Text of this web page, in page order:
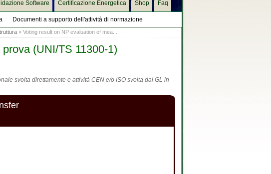
Documenti a supporto dell'attività di normazione
Software Certificazione Energetica Shop Faq
» Voting result on NP evaluation of mea...
(UNI/TS 11300-1)
svolta direttamente e attività CEN e/o ISO svolta dal GL in